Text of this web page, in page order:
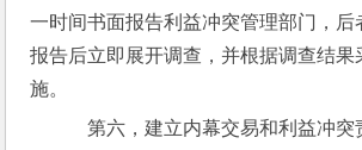
一时间书面报告利益冲突管理部门，后
报告后立即展开调查，并根据调查结果
施。
第六，建立内幕交易和利益冲突